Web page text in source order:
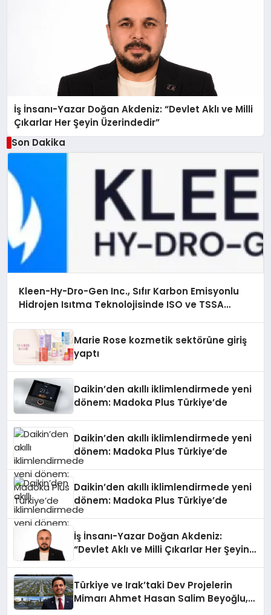
İş İnsanı-Yazar Doğan Akdeniz: “Devlet Aklı ve Milli
Çıkarlar Her Şeyin Üzerindedir”
Son Dakika
Kleen-Hy-Dro-Gen Inc., Sıfır Karbon Emisyonlu
Hidrojen Isıtma Teknolojisinde ISO ve TSSA
Marie Rose kozmetik sektörüne giriş
yaptı
Daikin’den akıllı iklimlendirmede yeni
dönem: Madoka Plus Türkiye’de
Daikin’den akıllı iklimlendirmede yeni
dönem: Madoka Plus Türkiye’de
Daikin’den akıllı iklimlendirmede yeni
dönem: Madoka Plus Türkiye’de
İş İnsanı-Yazar Doğan Akdeniz:
“Devlet Aklı ve Milli Çıkarlar Her Şeyin
Türkiye ve Irak’taki Dev Projelerin
Mimarı Ahmet Hasan Salim Beyoğlu,